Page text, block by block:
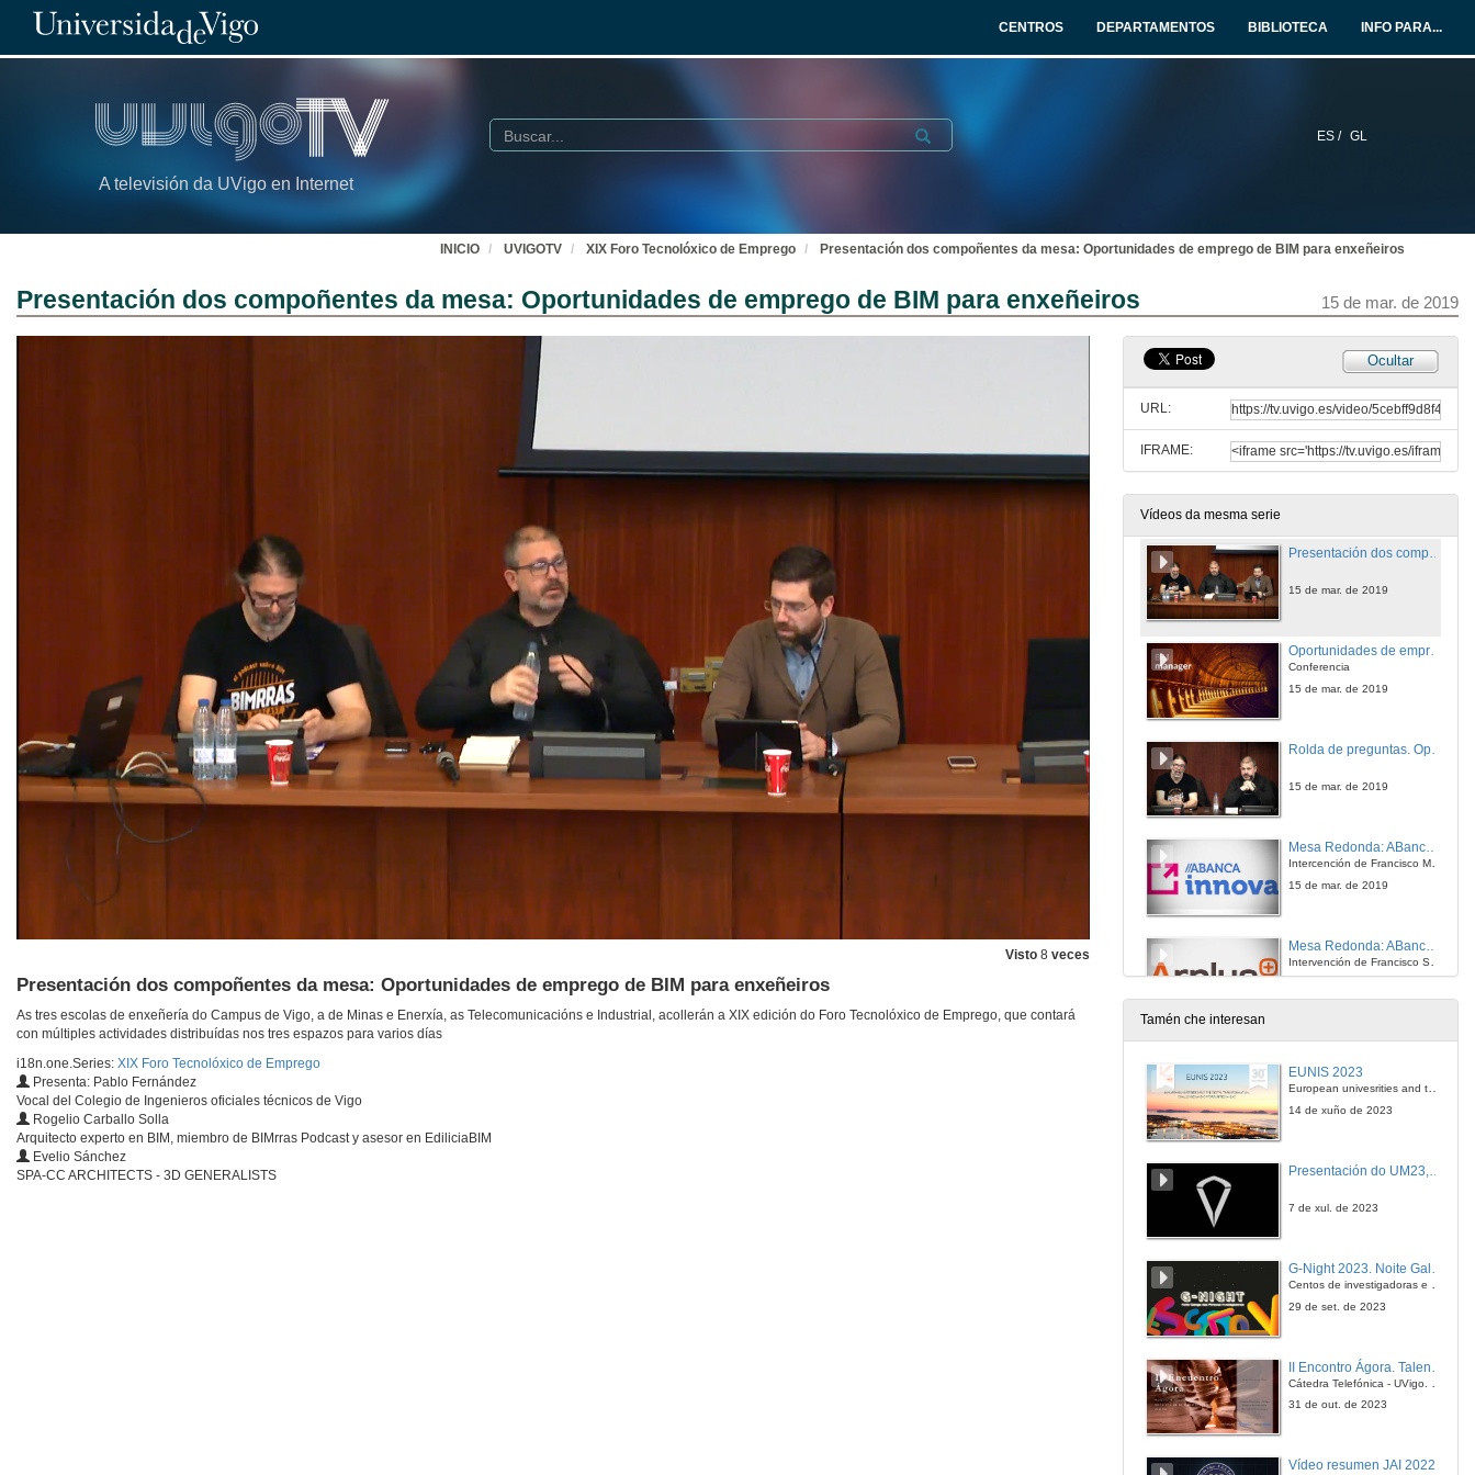
CENTROS DEPARTAMENTOS BIBLIOTECA INFO PARA...
A televisión da UVigo en Internet
ES / GL
Buscar Submit
INICIO UVIGOTV XIX Foro Tecnolóxico de Emprego Presentación dos compoñentes da mesa: Oportunidades de emprego de BIM para enxeñeiros
Presentación dos compoñentes da mesa: Oportunidades de emprego de BIM para enxeñeiros 15 de mar. de 2019
Visto 8 veces
Presentación dos compoñentes da mesa: Oportunidades de emprego de BIM para enxeñeiros
As tres escolas de enxeñería do Campus de Vigo, a de Minas e Enerxía, as Telecomunicacións e Industrial, acollerán a XIX edición do Foro Tecnolóxico de Emprego, que contará
con múltiples actividades distribuídas nos tres espazos para varios días
i18n.one.Series: XIX Foro Tecnolóxico de Emprego
Presenta: Pablo Fernández
Vocal del Colegio de Ingenieros oficiales técnicos de Vigo
Rogelio Carballo Solla
Arquitecto experto en BIM, miembro de BIMrras Podcast y asesor en EdiliciaBIM
Evelio Sánchez
SPA-CC ARCHITECTS - 3D GENERALISTS
Ocultar
URL:
IFRAME:
Vídeos da mesma serie
Mesa Redonda: “Competencias para a xestión de proxectos”. Organiza COITIVIGO
14 de mar. de 2019
Mesa Redonda: “Competencias para a xestión de proxectos”. Organiza COITIVIGO
Intervención de Santiago Canto Iglesias
Rolda de preguntas. Mesa Redonda: “Competencias para a xestión de proxectos”. Organiza COITIVIGO
14 de mar. de 2019
15 de mar. de 2019
Oportunidades de emprego de BIM para enxeñeiros
Conferencia
15 de mar. de 2019
15 de mar. de 2019
Mesa Redonda: ABanca, Applus+, Finsa e Expleo
Intercención de Francisco Mateo. Abanca
15 de mar. de 2019
Intervención de Francisco Sande. Applus+
Mesa Redonda: ABanca, Applus+, Finsa e Expleo
15 de mar. de 2019
15 de mar. de 2019
15 de mar. de 2019
Tamén che interesan
EUNIS 2023
European univesrities and the digital transformation: challenges and opportunities ahead
14 de xuño de 2023
7 de xul. de 2023
G-Night 2023. Noite Galega das Persoas Investigadoras. Conciencias creativas
Centos de investigadoras e investigadores, decenas de actividades e sete cidades
29 de set. de 2023
Cátedra Telefónica - UVigo. Espazos de innovación
31 de out. de 2023
Vídeo resumen JAI 2022